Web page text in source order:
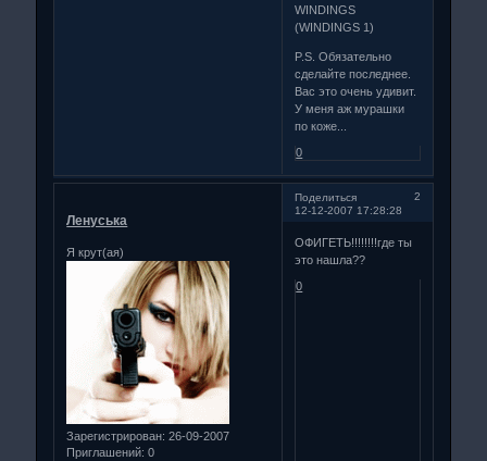
WINDINGS
(WINDINGS 1)
P.S. Обязательно
сделайте последнее.
Вас это очень удивит.
У меня аж мурашки
по коже...
0
Поделиться
2
12-12-2007 17:28:28
Ленуська
Я крут(ая)
Зарегистрирован: 26-09-2007
Приглашений: 0
ОФИГЕТЬ!!!!!!!!где ты
это нашла??
0